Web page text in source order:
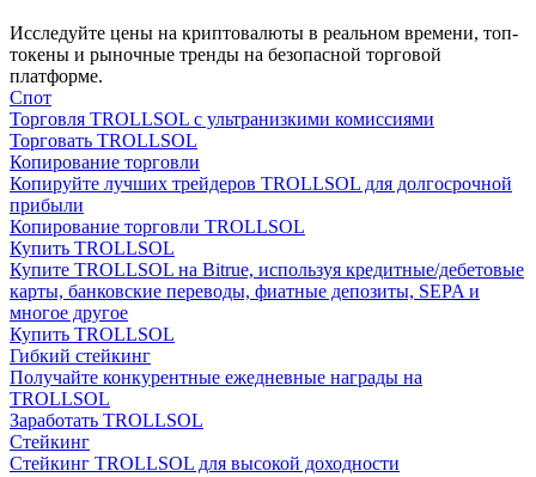
Гид
Руководство для начинающих по фьючерсам
Торговые стратегии
Узнайте, как оставаться прибыльным
Исследуйте цены на криптовалюты в реальном времени, топ-
токены и рыночные тренды на безопасной торговой
платформе.
Спот
Торговля TROLLSOL с ультранизкими комиссиями
Торговать TROLLSOL
Копирование торговли
Копируйте лучших трейдеров TROLLSOL для долгосрочной
прибыли
Копирование торговли TROLLSOL
Купить TROLLSOL
Купите TROLLSOL на Bitrue, используя кредитные/дебетовые
карты, банковские переводы, фиатные депозиты, SEPA и
многое другое
Купить TROLLSOL
Гибкий стейкинг
Получайте конкурентные ежедневные награды на
TROLLSOL
Заработать TROLLSOL
Стейкинг
Стейкинг TROLLSOL для высокой доходности